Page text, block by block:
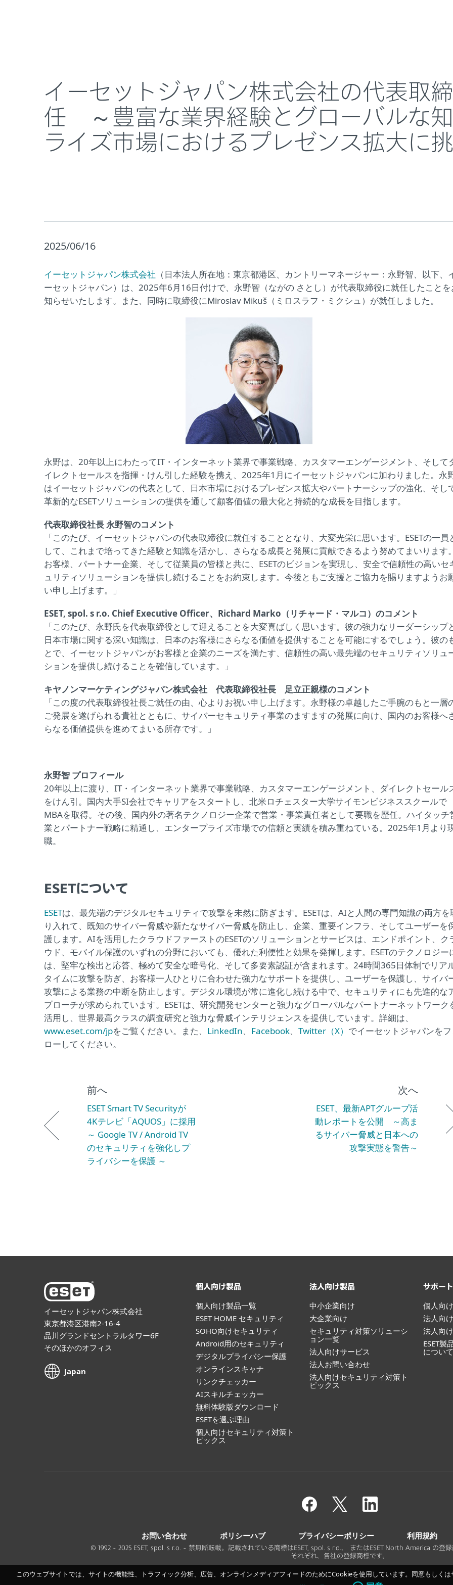
イーセットジャパン株式会社の代表取
任 ～豊富な業界経験とグローバルな知
ライズ市場におけるプレゼンス拡大に
2025/06/16
イーセットジャパン株式会社 （日本法人所在地：東京都港区、カントリーマネージャー：永野智、以下、
ーセットジャパン）は、2025年6月16日付けで、永野智（ながの さとし）が代表取締役に就任したことを
知らせいたします。また、同時に取締役にMiroslav Mikuš（ミロスラフ・ミクシュ）が就任しました。
永野は、20年以上にわたってIT・インターネット業界で事業戦略、カスタマーエンゲージメント、そして
イレクトセールスを指揮・けん引した経験を携え、2025年1月にイーセットジャパンに加わりました。永
はイーセットジャパンの代表として、日本市場におけるプレゼンス拡大やパートナーシップの強化、そし
革新的なESETソリューションの提供を通して顧客価値の最大化と持続的な成長を目指します。
代表取締役社長 永野智のコメント
「このたび、イーセットジャパンの代表取締役に就任することとなり、大変光栄に思います。ESETの一員
して、これまで培ってきた経験と知識を活かし、さらなる成長と発展に貢献できるよう努めてまいります。
お客様、パートナー企業、そして従業員の皆様と共に、ESETのビジョンを実現し、安全で信頼性の高いセ
ュリティソリューションを提供し続けることをお約束します。今後ともご支援とご協力を賜りますようお
い申し上げます。」
ESET, spol. s r.o. Chief Executive Officer、Richard Marko（リチャード・マルコ）のコメント
「このたび、永野氏を代表取締役として迎えることを大変喜ばしく思います。彼の強力なリーダーシップ
日本市場に関する深い知識は、日本のお客様にさらなる価値を提供することを可能にするでしょう。彼の
とで、イーセットジャパンがお客様と企業のニーズを満たす、信頼性の高い最先端のセキュリティソリュ
ションを提供し続けることを確信しています。」
キヤノンマーケティングジャパン株式会社 代表取締役社長 足立正親様のコメント
「この度の代表取締役社長ご就任の由、心よりお祝い申し上げます。永野様の卓越したご手腕のもと一層
ご発展を遂げられる貴社とともに、サイバーセキュリティ事業のますますの発展に向け、国内のお客様へ
らなる価値提供を進めてまいる所存です。」
永野智 プロフィール
20年以上に渡り、IT・インターネット業界で事業戦略、カスタマーエンゲージメント、ダイレクトセール
をけん引。国内大手SI会社でキャリアをスタートし、北米ロチェスター大学サイモンビジネススクールで
MBAを取得。その後、国内外の著名テクノロジー企業で営業・事業責任者として要職を歴任。ハイタッチ
業とパートナー戦略に精通し、エンタープライズ市場での信頼と実績を積み重ねている。2025年1月より
職。
ESETについて
ESETは、最先端のデジタルセキュリティで攻撃を未然に防ぎます。ESETは、AIと人間の専門知識の両方を
り入れて、既知のサイバー脅威や新たなサイバー脅威を防止し、企業、重要インフラ、そしてユーザーを
護します。AIを活用したクラウドファーストのESETのソリューションとサービスは、エンドポイント、ク
ウド、モバイル保護のいずれの分野においても、優れた利便性と効果を発揮します。ESETのテクノロジー
は、堅牢な検出と応答、極めて安全な暗号化、そして多要素認証が含まれます。24時間365日体制でリア
タイムに攻撃を防ぎ、お客様一人ひとりに合わせた強力なサポートを提供し、ユーザーを保護し、サイバ
攻撃による業務の中断を防止します。デジタル環境が常に進化し続ける中で、セキュリティにも先進的な
プローチが求められています。ESETは、研究開発センターと強力なグローバルなパートナーネットワーク
活用し、世界最高クラスの調査研究と強力な脅威インテリジェンスを提供しています。詳細は、
www.eset.com/jpをご覧ください。また、 LinkedIn、 Facebook、 Twitter（X） でイーセットジャパンをフ
ローしてください。
前へ
ESET Smart TV Securityが
4Kテレビ「AQUOS」に採用
～ Google TV / Android TV
のセキュリティを強化しプ
ライバシーを保護 ～
次へ
ESET、最新APTグループ活
動レポートを公開 ～高ま
るサイバー脅威と日本への
攻撃実態を警告～
イーセットジャパン株式会社
東京都港区港南2-16-4
品川グランドセントラルタワー6F
そのほかのオフィス
Japan
個人向け製品
個人向け製品一覧
ESET HOME セキュリティ
SOHO向けセキュリティ
Android用のセキュリティ
デジタルプライバシー保護
オンラインスキャナ
リンクチェッカー
AIスキルチェッカー
無料体験版ダウンロード
ESETを選ぶ理由
個人向けセキュリティ対策ト
ピックス
法人向け製品
中小企業向け
大企業向け
セキュリティ対策ソリューシ
ョン一覧
法人向けサービス
法人お問い合わせ
法人向けセキュリティ対策ト
ピックス
サポート
個人向
法人向
法人向
ESET製
について
お問い合わせ ポリシーハブ プライバシーポリシー 利用規約
© 1992 - 2025 ESET, spol. s r.o. - 禁無断転載。記載されている商標はESET, spol. s r.o.、 またはESET North America の登
それぞれ、各社の登録商標です。
このウェブサイトでは、サイトの機能性、トラフィック分析、広告、オンラインメディアフィードのためにCookieを使用しています。同意もしく